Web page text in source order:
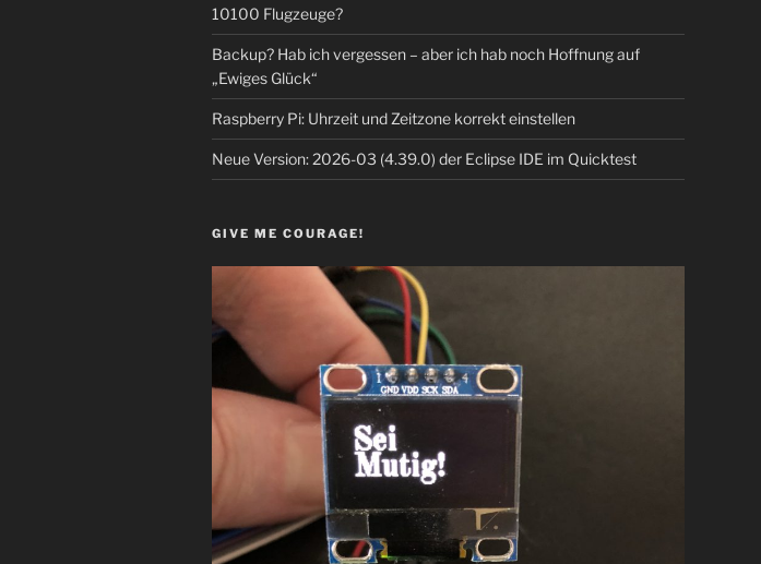
10100 Flugzeuge?
Backup? Hab ich vergessen – aber ich hab noch Hoffnung auf
„Ewiges Glück“
Raspberry Pi: Uhrzeit und Zeitzone korrekt einstellen
Neue Version: 2026-03 (4.39.0) der Eclipse IDE im Quicktest
GIVE ME COURAGE!